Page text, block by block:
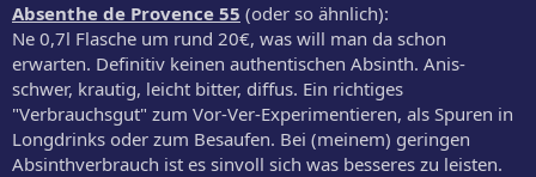
Absenthe de Provence 55 (oder so ähnlich):
Ne 0,7l Flasche um rund 20€, was will man da schon
erwarten. Definitiv keinen authentischen Absinth. Anis-
schwer, krautig, leicht bitter, diffus. Ein richtiges
"Verbrauchsgut" zum Vor-Ver-Experimentieren, als Spuren in
Longdrinks oder zum Besaufen. Bei (meinem) geringen
Absinthverbrauch ist es sinvoll sich was besseres zu leisten.